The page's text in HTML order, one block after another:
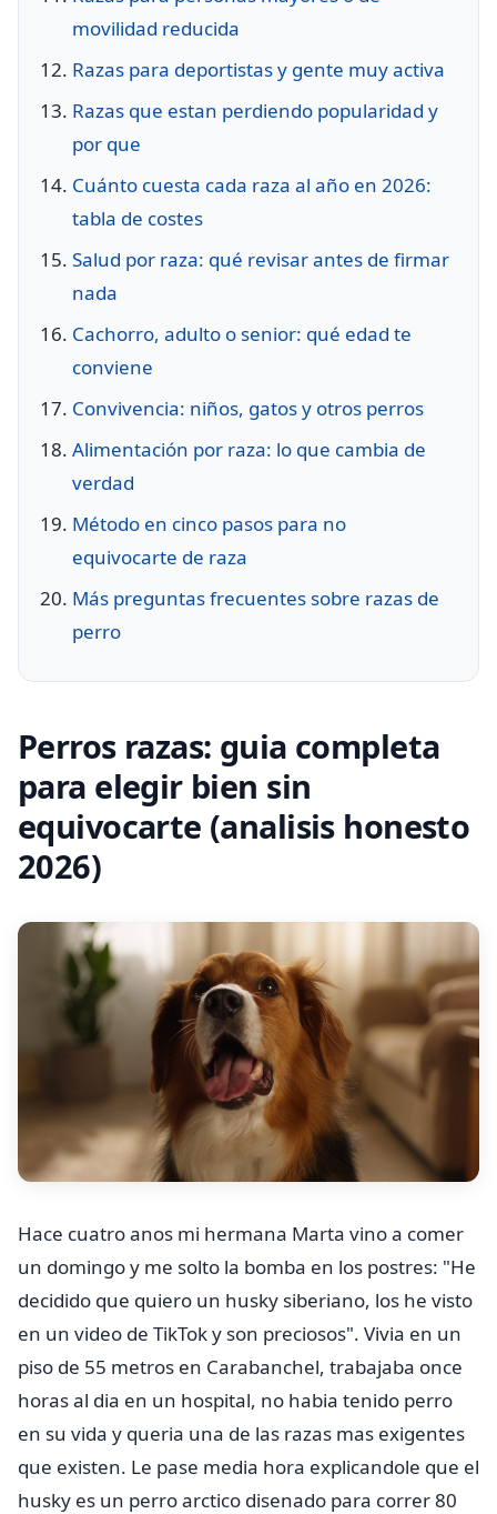
movilidad reducida
Razas para deportistas y gente muy activa
Razas que estan perdiendo popularidad y
por que
Cuánto cuesta cada raza al año en 2026:
tabla de costes
Salud por raza: qué revisar antes de firmar
nada
Cachorro, adulto o senior: qué edad te
conviene
Convivencia: niños, gatos y otros perros
Alimentación por raza: lo que cambia de
verdad
Método en cinco pasos para no
equivocarte de raza
Más preguntas frecuentes sobre razas de
perro
Perros razas: guia completa
para elegir bien sin
equivocarte (analisis honesto
2026)
Hace cuatro anos mi hermana Marta vino a comer
un domingo y me solto la bomba en los postres: "He
decidido que quiero un husky siberiano, los he visto
en un video de TikTok y son preciosos". Vivia en un
piso de 55 metros en Carabanchel, trabajaba once
horas al dia en un hospital, no habia tenido perro
en su vida y queria una de las razas mas exigentes
que existen. Le pase media hora explicandole que el
husky es un perro arctico disenado para correr 80